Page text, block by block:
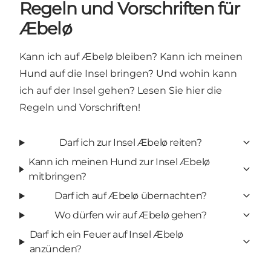
Regeln und Vorschriften für
Æbelø
Kann ich auf Æbelø bleiben? Kann ich meinen
Hund auf die Insel bringen? Und wohin kann
ich auf der Insel gehen? Lesen Sie hier die
Regeln und Vorschriften!
Darf ich zur Insel Æbelø reiten?
Kann ich meinen Hund zur Insel Æbelø
mitbringen?
Darf ich auf Æbelø übernachten?
Wo dürfen wir auf Æbelø gehen?
Darf ich ein Feuer auf Insel Æbelø
anzünden?